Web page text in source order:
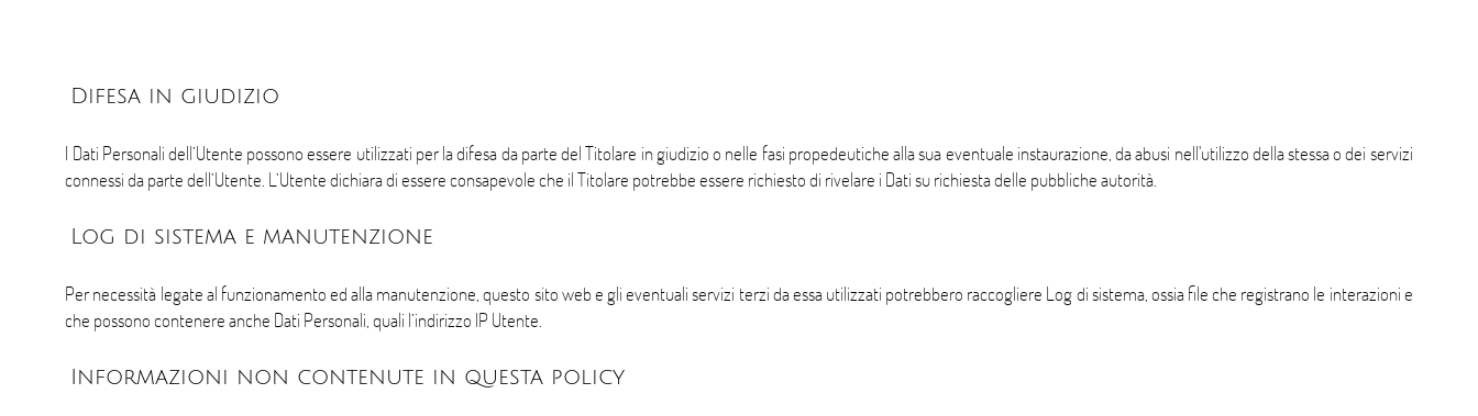
Difesa in giudizio
I Dati Personali dell’Utente possono essere utilizzati per la difesa da parte del Titolare in giudizio o nelle fasi propedeutiche alla sua eventuale instaurazione, da abusi nell'utilizzo della stessa o dei servizi
connessi da parte dell’Utente. L’Utente dichiara di essere consapevole che il Titolare potrebbe essere richiesto di rivelare i Dati su richiesta delle pubbliche autorità.
Log di sistema e manutenzione
Per necessità legate al funzionamento ed alla manutenzione, questo sito web e gli eventuali servizi terzi da essa utilizzati potrebbero raccogliere Log di sistema, ossia file che registrano le interazioni e
che possono contenere anche Dati Personali, quali l’indirizzo IP Utente.
Informazioni non contenute in questa policy